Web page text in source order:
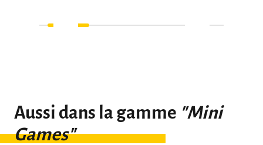
Aussi dans la gamme "Mini
Games"